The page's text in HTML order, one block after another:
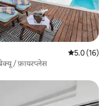
औसत रेटिंग 5
5.0 (16)
/ फ़ायरप्लेस